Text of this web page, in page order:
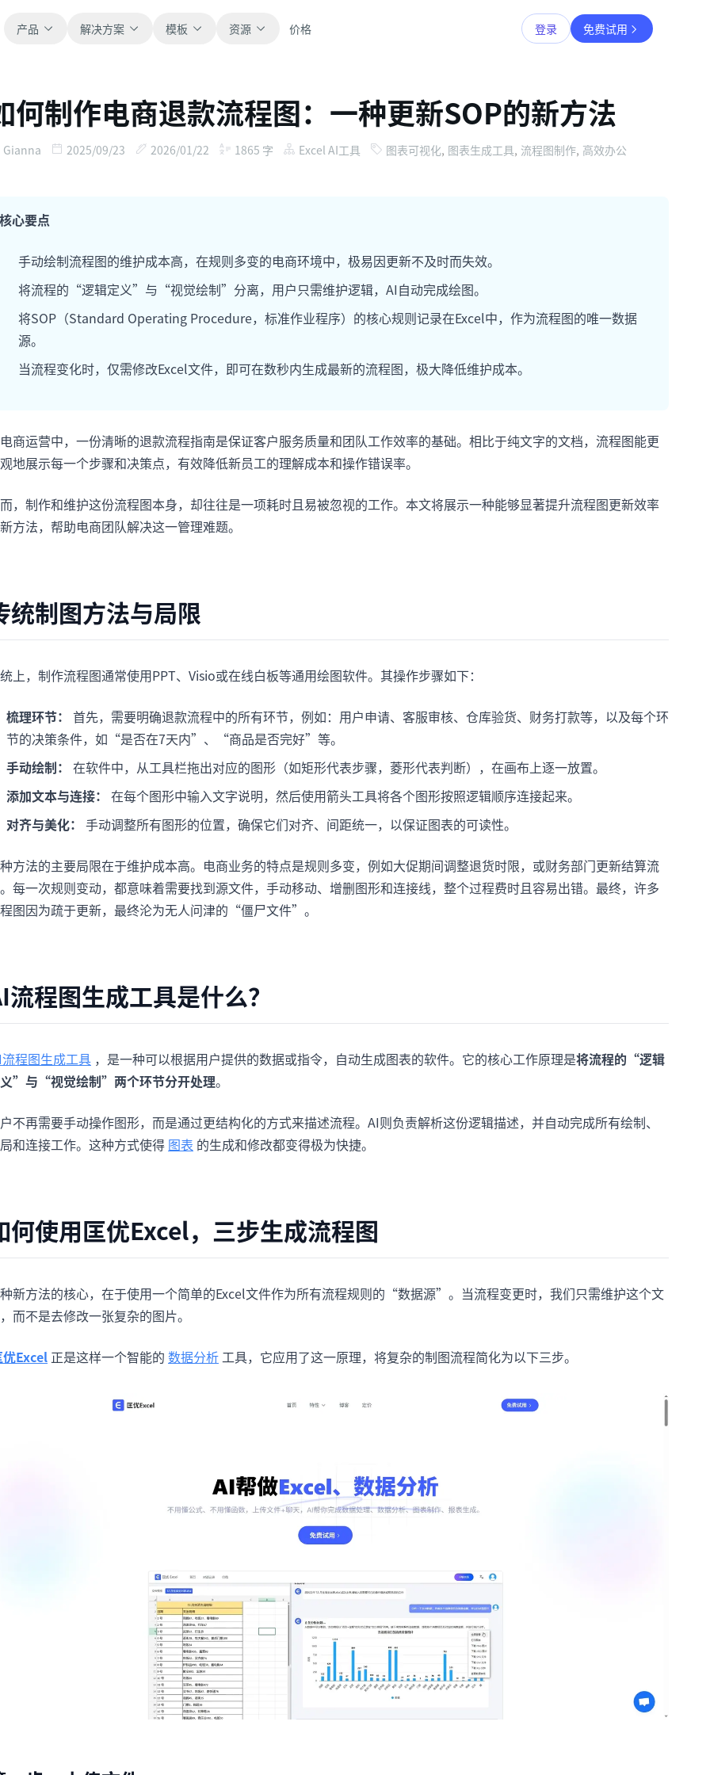
产品 解决方案 模板
全部
浏览全部可直接使用的表格模板。
用于跟踪流程、协作、计划与执行。
支持销售管道、目标、预测和营收跟踪。
项目
用于看板、KPI复盘和经营分析。
资源
博客
获取产品更新、案例和工作流灵感。
查看产品文档、配置和使用说明。
用于分析、报表和清洗的实用提示词。
快速入门
价格 登录 免费试用
何制作电商退款流程图：一种更新SOP的新方法
Gianna 2025/09/23 2026/01/22 1865 字 Excel AI工具 图表可视化, 图表生成工具, 流程图制作, 高效办公
核心要点
手动绘制流程图的维护成本高，在规则多变的电商环境中，极易因更新不及时而失效。
将流程的“逻辑定义”与“视觉绘制”分离，用户只需维护逻辑，AI自动完成绘图。
将SOP（Standard Operating Procedure，标准作业程序）的核心规则记录在Excel中，作为流程图的唯一数据
源。
当流程变化时，仅需修改Excel文件，即可在数秒内生成最新的流程图，极大降低维护成本。
商运营中，一份清晰的退款流程指南是保证客户服务质量和团队工作效率的基础。相比于纯文字的文档，流程图能更
地展示每一个步骤和决策点，有效降低新员工的理解成本和操作错误率。
，制作和维护这份流程图本身，却往往是一项耗时且易被忽视的工作。本文将展示一种能够显著提升流程图更新效率
方法，帮助电商团队解决这一管理难题。
统制图方法与局限
上，制作流程图通常使用PPT、Visio或在线白板等通用绘图软件。其操作步骤如下：
梳理环节： 首先，需要明确退款流程中的所有环节，例如：用户申请、客服审核、仓库验货、财务打款等，以及每个环
节的决策条件，如“是否在7天内”、“商品是否完好”等。
手动绘制： 在软件中，从工具栏拖出对应的图形（如矩形代表步骤，菱形代表判断），在画布上逐一放置。
添加文本与连接： 在每个图形中输入文字说明，然后使用箭头工具将各个图形按照逻辑顺序连接起来。
对齐与美化： 手动调整所有图形的位置，确保它们对齐、间距统一，以保证图表的可读性。
方法的主要局限在于维护成本高。电商业务的特点是规则多变，例如大促期间调整退货时限，或财务部门更新结算流
每一次规则变动，都意味着需要找到源文件，手动移动、增删图形和连接线，整个过程费时且容易出错。最终，许多
图因为疏于更新，最终沦为无人问津的“僵尸文件”。
流程图生成工具是什么？
程图生成工具 ，是一种可以根据用户提供的数据或指令，自动生成图表的软件。它的核心工作原理是将流程的“逻辑
”与“视觉绘制”两个环节分开处理。
不再需要手动操作图形，而是通过更结构化的方式来描述流程。AI则负责解析这份逻辑描述，并自动完成所有绘制、
和连接工作。这种方式使得 图表 的生成和修改都变得极为快捷。
何使用匡优Excel，三步生成流程图
新方法的核心，在于使用一个简单的Excel文件作为所有流程规则的“数据源”。当流程变更时，我们只需维护这个文
而不是去修改一张复杂的图片。
优Excel 正是这样一个智能的 数据分析工具，它应用了这一原理，将复杂的制图流程简化为以下三步。